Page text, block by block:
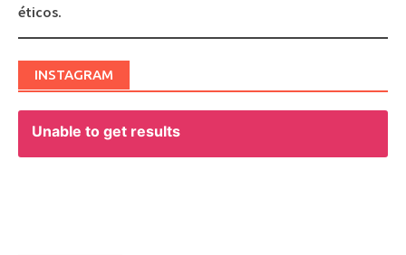
éticos.
INSTAGRAM
Unable to get results